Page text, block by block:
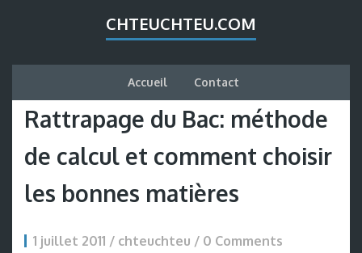
CHTEUCHTEU.COM
Accueil Contact
Rattrapage du Bac: méthode
de calcul et comment choisir
les bonnes matières
1 juillet 2011 / chteuchteu / 0 Comments